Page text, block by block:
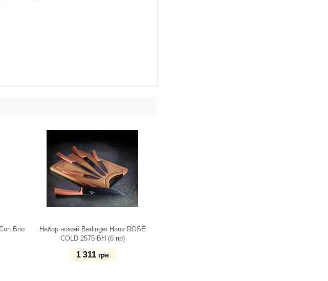
Brio
Набор ножей Berlinger Haus ROSE
COLD 2575-BH (6 пр)
1 311 грн